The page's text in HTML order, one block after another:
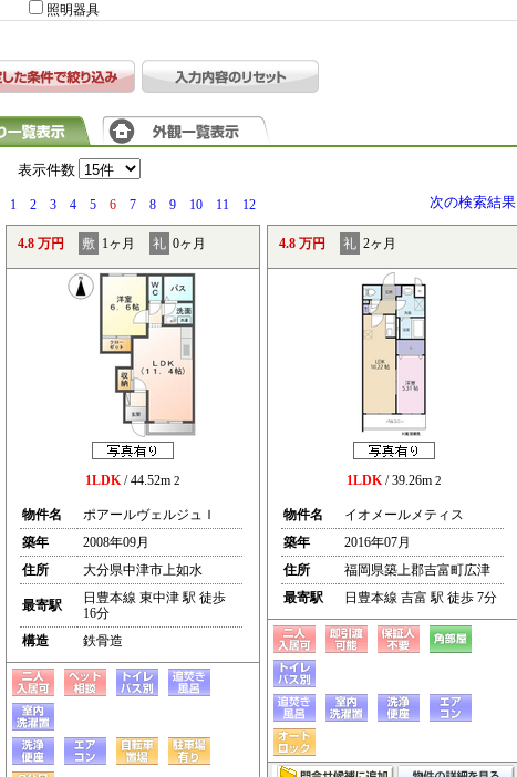
照明器具
表示件数
1 2 3 4 5 6 7 8 9 10 11 12 次の検索結果
4.8 万円 敷 1ヶ月 礼 0ヶ月
1LDK/ 44.52m 2
物件名
ポアールヴェルジュＩ
築年
2008年09月
住所
大分県中津市上如水
最寄駅
日豊本線 東中津 駅 徒歩
16分
構造
鉄骨造
4.8 万円 礼 2ヶ月
1LDK/ 39.26m 2
物件名
イオメールメティス
築年
2016年07月
住所
福岡県築上郡吉富町広津
最寄駅
日豊本線 吉富 駅 徒歩 7分